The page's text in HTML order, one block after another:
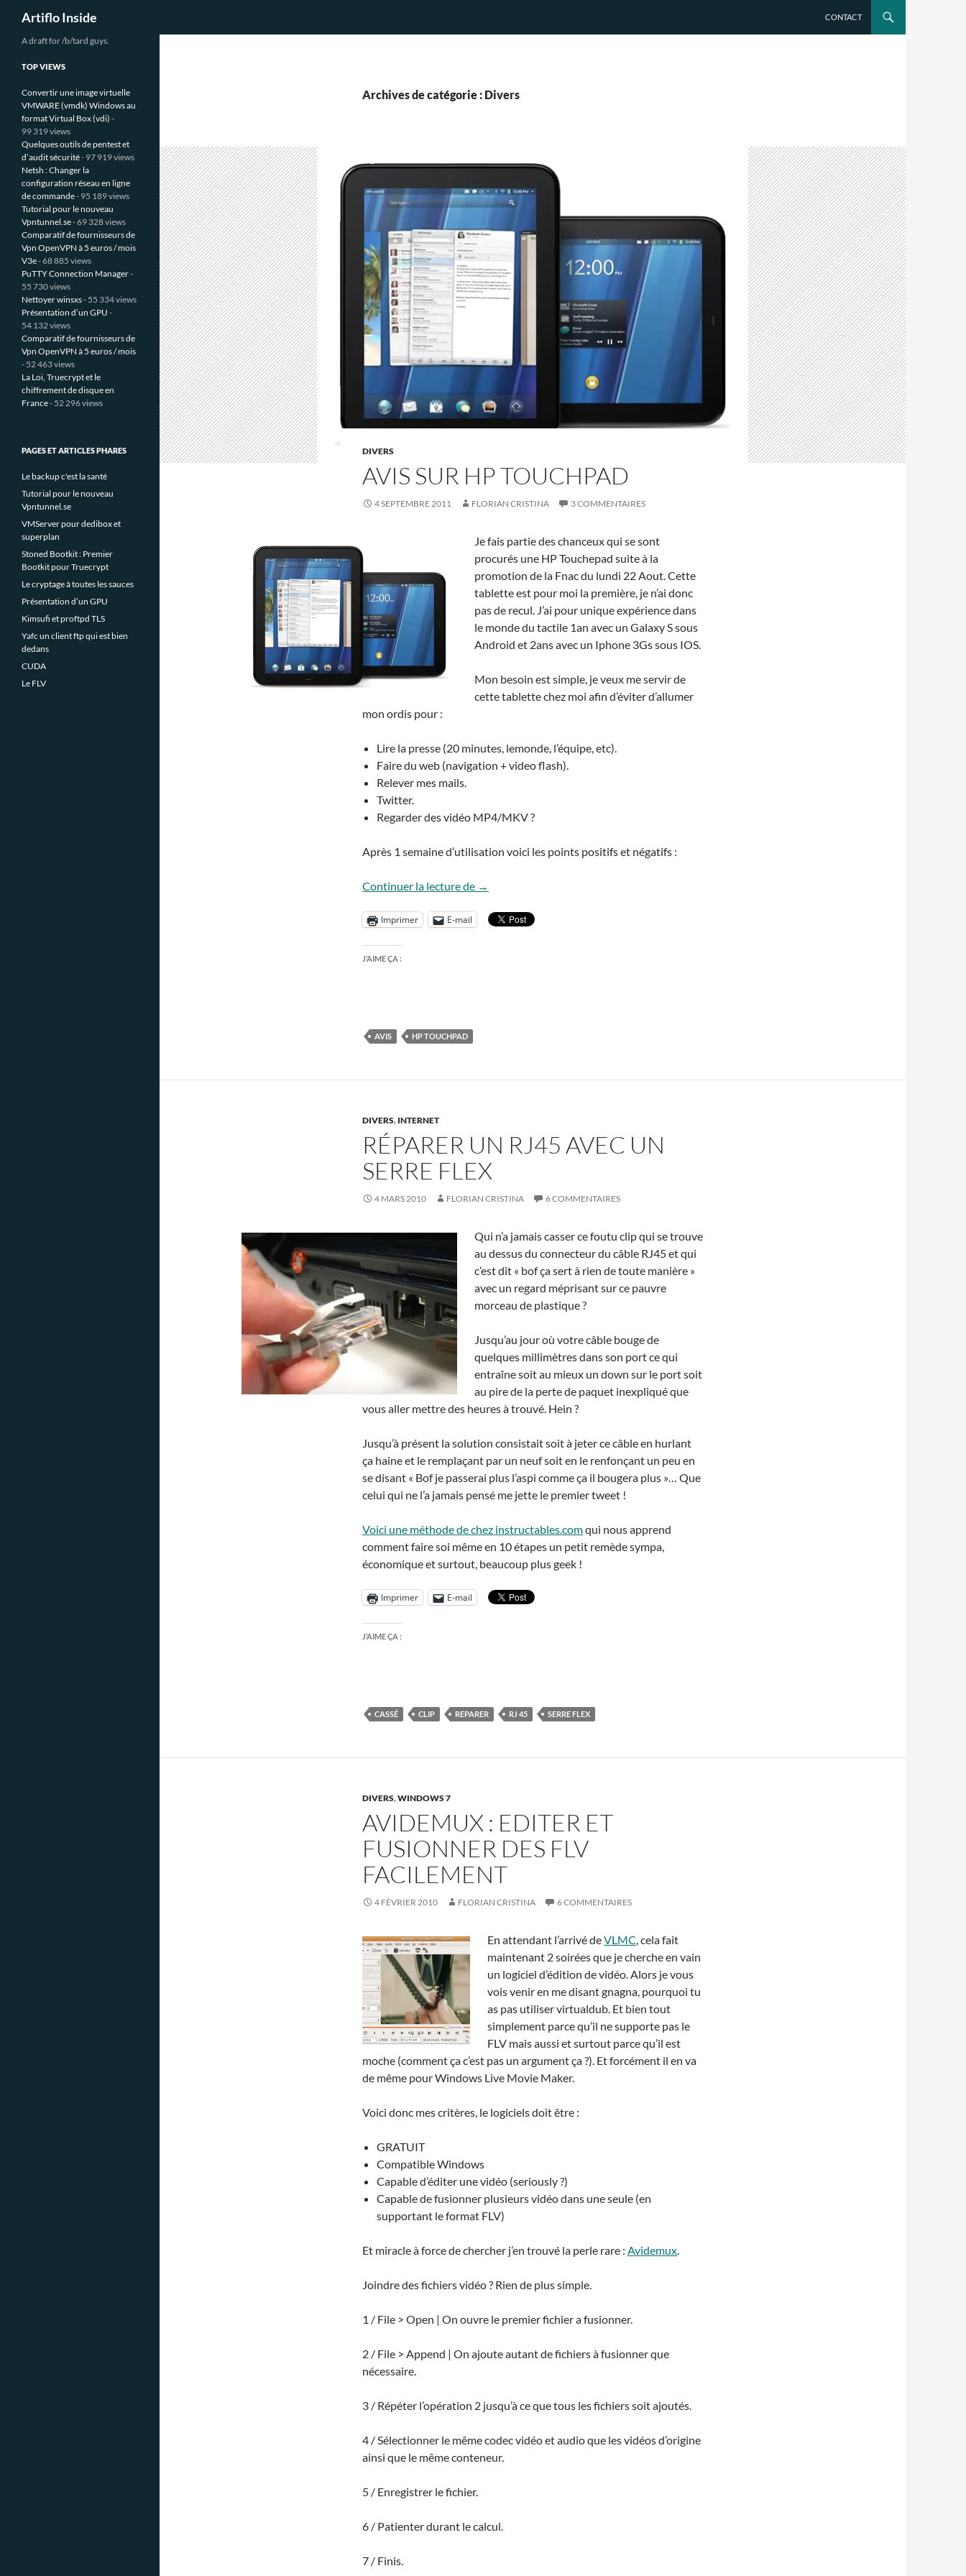
Aller
Artiflo Inside CONTACT
Archives de catégorie : Divers
DIVERS
AVIS SUR HP TOUCHPAD
4 SEPTEMBRE 2011 FLORIAN CRISTINA 3 COMMENTAIRES
Je fais partie des chanceux qui se sont
procurés une HP Touchepad suite à la
promotion de la Fnac du lundi 22 Aout. Cette
tablette est pour moi la première, je n’ai donc
pas de recul. J’ai pour unique expérience dans
le monde du tactile 1an avec un Galaxy S sous
Android et 2ans avec un Iphone 3Gs sous IOS.
Mon besoin est simple, je veux me servir de
cette tablette chez moi afin d’éviter d’allumer
mon ordis pour :
Lire la presse (20 minutes, lemonde, l’équipe, etc).
Faire du web (navigation + video flash).
Relever mes mails.
Twitter.
Regarder des vidéo MP4/MKV ?
Après 1 semaine d’utilisation voici les points positifs et négatifs :
Continuer la lecture de Avis sur HP Touchpad
→
Imprimer E-mail
J’AIME ÇA :
AVIS HP TOUCHPAD
DIVERS, INTERNET
RÉPARER UN RJ45 AVEC UN
SERRE FLEX
4 MARS 2010 FLORIAN CRISTINA 6 COMMENTAIRES
Qui n’a jamais casser ce foutu clip qui se trouve
au dessus du connecteur du câble RJ45 et qui
c’est dit « bof ça sert à rien de toute manière »
avec un regard méprisant sur ce pauvre
morceau de plastique ?
Jusqu’au jour où votre câble bouge de
quelques millimètres dans son port ce qui
entraîne soit au mieux un down sur le port soit
au pire de la perte de paquet inexpliqué que
vous aller mettre des heures à trouvé. Hein ?
Jusqu’à présent la solution consistait soit à jeter ce câble en hurlant
ça haine et le remplaçant par un neuf soit en le renfonçant un peu en
se disant « Bof je passerai plus l’aspi comme ça il bougera plus »… Que
celui qui ne l’a jamais pensé me jette le premier tweet !
Voici une méthode de chez instructables.comqui nous apprend
comment faire soi même en 10 étapes un petit remède sympa,
économique et surtout, beaucoup plus geek !
Imprimer E-mail
J’AIME ÇA :
CASSÉ CLIP REPARER RJ 45 SERRE FLEX
DIVERS,WINDOWS 7
AVIDEMUX : EDITER ET
FUSIONNER DES FLV
FACILEMENT
4 FÉVRIER 2010 FLORIAN CRISTINA 6 COMMENTAIRES
En attendant l’arrivé deVLMC, cela fait
maintenant 2 soirées que je cherche en vain
un logiciel d’édition de vidéo. Alors je vous
vois venir en me disant gnagna, pourquoi tu
as pas utiliser virtualdub. Et bien tout
simplement parce qu’il ne supporte pas le
FLV mais aussi et surtout parce qu’il est
moche (comment ça c’est pas un argument ça ?). Et forcément il en va
de même pour Windows Live Movie Maker.
Voici donc mes critères, le logiciels doit être :
GRATUIT
Compatible Windows
Capable d’éditer une vidéo (seriously ?)
Capable de fusionner plusieurs vidéo dans une seule (en
supportant le format FLV)
Et miracle à force de chercher j’en trouvé la perle rare : Avidemux.
Joindre des fichiers vidéo ? Rien de plus simple.
1 / File > Open | On ouvre le premier fichier a fusionner.
2 / File > Append | On ajoute autant de fichiers à fusionner que
nécessaire.
3 / Répéter l’opération 2 jusqu’à ce que tous les fichiers soit ajoutés.
4 / Sélectionner le même codec vidéo et audio que les vidéos d’origine
ainsi que le même conteneur.
5 / Enregistrer le fichier.
6 / Patienter durant le calcul.
7 / Finis.
A draft for /b/tard guys.
TOP VIEWS
Convertir une image virtuelle
VMWARE (vmdk) Windows au
format Virtual Box (vdi) -
99 319 views
Quelques outils de pentest et
d’audit sécurité- 97 919 views
Netsh : Changer la
configuration réseau en ligne
de commande- 95 189 views
Tutorial pour le nouveau
Vpntunnel.se- 69 328 views
Comparatif de fournisseurs de
Vpn OpenVPN à 5 euros / mois
V3e- 68 885 views
PuTTY Connection Manager-
55 730 views
Nettoyer winsxs- 55 334 views
Présentation d’un GPU -
54 132 views
Comparatif de fournisseurs de
Vpn OpenVPN à 5 euros / mois
- 52 463 views
La Loi, Truecrypt et le
chiffrement de disque en
France- 52 296 views
PAGES ET ARTICLES PHARES
Le backup c'est la santé
Tutorial pour le nouveau
Vpntunnel.se
VMServer pour dedibox et
superplan
Stoned Bootkit : Premier
Bootkit pour Truecrypt
Le cryptage à toutes les sauces
Présentation d’un GPU
Kimsufi et proftpd TLS
Yafc un client ftp qui est bien
dedans
CUDA
Le FLV